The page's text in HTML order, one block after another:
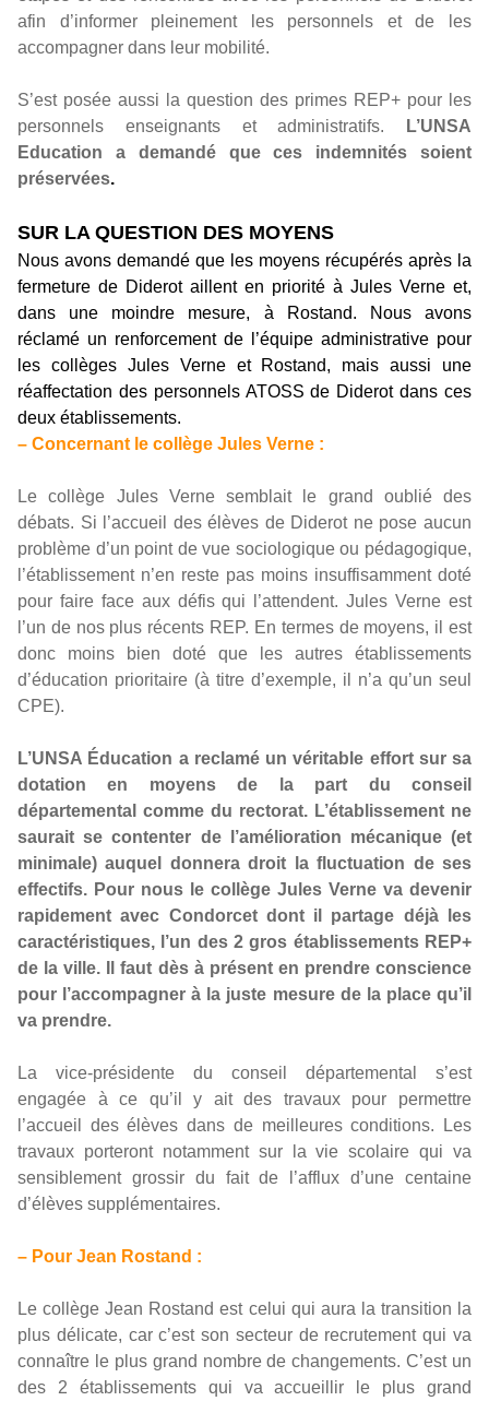
afin d’informer pleinement les personnels et de les
accompagner dans leur mobilité.
S’est posée aussi la question des primes REP+ pour les
personnels enseignants et administratifs.
L’UNSA
Education a demandé que ces indemnités soient
préservées.
SUR LA QUESTION DES MOYENS
Nous avons demandé que les moyens récupérés après la
fermeture de Diderot aillent en priorité à Jules Verne et,
dans une moindre mesure, à Rostand. Nous avons
réclamé un renforcement de l’équipe administrative pour
les collèges Jules Verne et Rostand, mais aussi une
réaffectation des personnels ATOSS de Diderot dans ces
deux établissements.
– Concernant le collège Jules Verne :
Le collège Jules Verne semblait le grand oublié des
débats. Si l’accueil des élèves de Diderot ne pose aucun
problème d’un point de vue sociologique ou pédagogique,
l’établissement n’en reste pas moins insuffisamment doté
pour faire face aux défis qui l’attendent. Jules Verne est
l’un de nos plus récents REP. En termes de moyens, il est
donc moins bien doté que les autres établissements
d’éducation prioritaire (à titre d’exemple, il n’a qu’un seul
CPE).
L’UNSA Éducation a reclamé un véritable effort sur sa
dotation en moyens de la part du conseil
départemental comme du rectorat. L’établissement ne
saurait se contenter de l’amélioration mécanique (et
minimale) auquel donnera droit la fluctuation de ses
effectifs. Pour nous le collège Jules Verne va devenir
rapidement avec Condorcet dont il partage déjà les
caractéristiques, l’un des 2 gros établissements REP+
de la ville. Il faut dès à présent en prendre conscience
pour l’accompagner à la juste mesure de la place qu’il
va prendre.
La vice-présidente du conseil départemental s’est
engagée à ce qu’il y ait des travaux pour permettre
l’accueil des élèves dans de meilleures conditions. Les
travaux porteront notamment sur la vie scolaire qui va
sensiblement grossir du fait de l’afflux d’une centaine
d’élèves supplémentaires.
– Pour Jean Rostand :
Le collège Jean Rostand est celui qui aura la transition la
plus délicate, car c’est son secteur de recrutement qui va
connaître le plus grand nombre de changements. C’est un
des 2 établissements qui va accueillir le plus grand